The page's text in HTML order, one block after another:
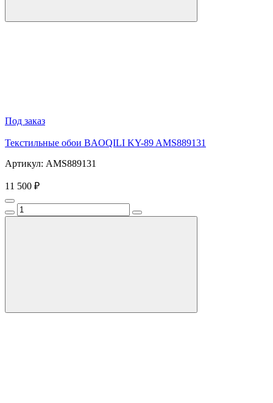
Под заказ
Текстильные обои BAOQILI KY-89 AMS889131
Артикул: AMS889131
11 500 ₽